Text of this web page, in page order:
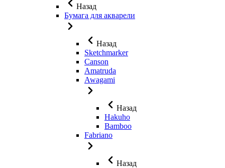
Назад
Бумага для акварели
Назад
Sketchmarker
Canson
Amatruda
Awagami
Назад
Hakuho
Bamboo
Fabriano
Назад